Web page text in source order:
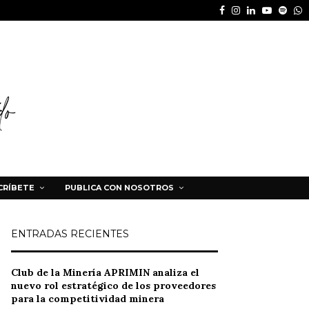
Facebook
Instagram
LinkedinYoutube
PUBLICA CON NOSOTROS
ENTRADAS RECIENTES
Club de la Minería APRIMIN analiza el
nuevo rol estratégico de los proveedores
para la competitividad minera